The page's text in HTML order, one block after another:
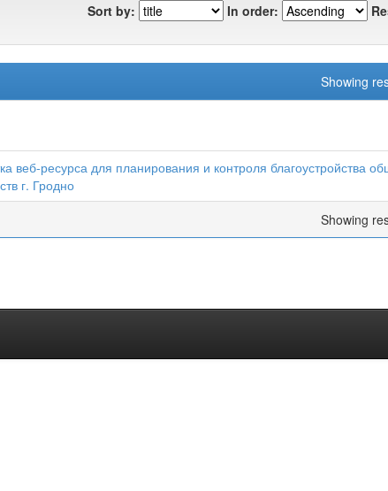
Sort by: In order:
Showing
веб-ресурса для планирования и контроля благоустройства
г. Гродно
Showing